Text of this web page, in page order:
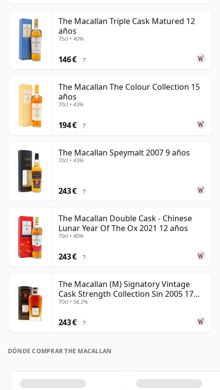
The Macallan Triple Cask Matured 12
años
75cl • 40%
146 € ?
The Macallan The Colour Collection 15
años
70cl • 43%
194 € ?
The Macallan Speymalt 2007 9 años
70cl • 43%
243 € ?
The Macallan Double Cask - Chinese
Lunar Year Of The Ox 2021 12 años
70cl • 40%
243 € ?
The Macallan (M) Signatory Vintage
Cask Strength Collection Sin 2005 17
años
70cl • 58.2%
243 € ?
DÓNDE COMPRAR THE MACALLAN